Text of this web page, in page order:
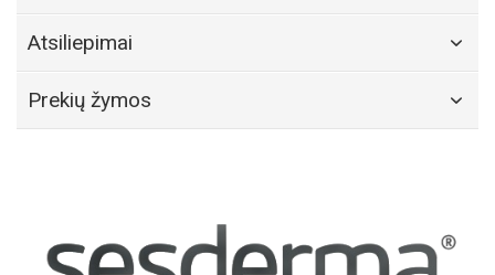
Atsiliepimai
Prekių žymos